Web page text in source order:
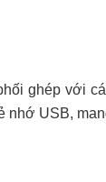
ghép với
USB,